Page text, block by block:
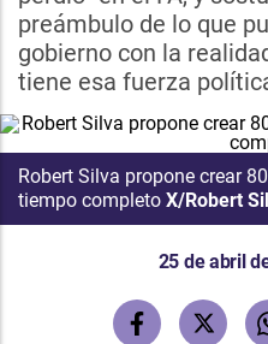
preámbulo de lo que
gobierno con la
tiene esa fuerza
Robert Silva propone crear
tiempo completo X/Robert
25 de abril